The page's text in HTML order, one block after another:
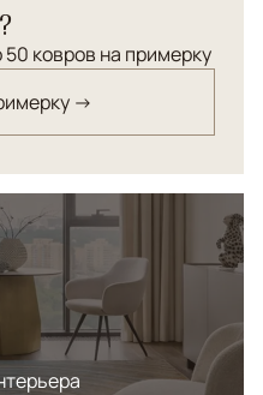
ковров на примерку
→